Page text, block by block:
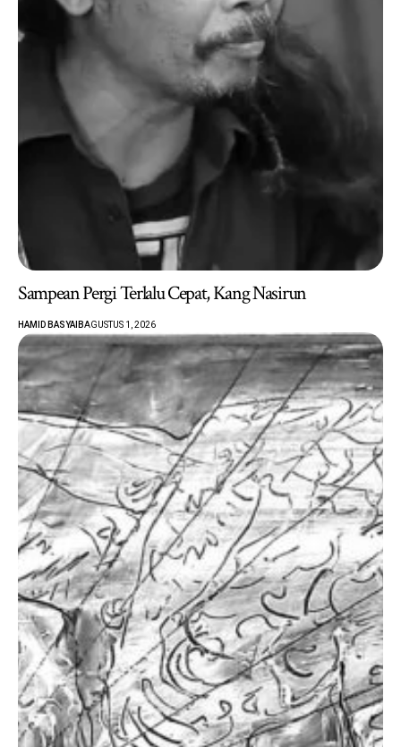
Sampean Pergi Terlalu Cepat, Kang Nasirun
HAMID BASYAIBAGUSTUS 1, 2026